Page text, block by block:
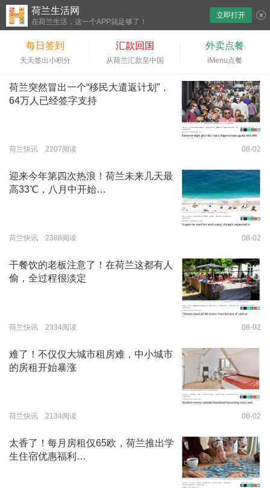
荷兰生活网
在荷兰生活，这一个APP就足够了！
立即打开
每日签到
天天签出小积分
汇款回国
从荷兰汇款至中国
外卖点餐
iMenu点餐
荷兰突然冒出一个“移民大遣返计划”，
64万人已经签字支持
荷兰快讯 2207阅读 08-02
迎来今年第四次热浪！荷兰未来几天最
高33℃，八月中开始…
荷兰快讯 2388阅读 08-02
干餐饮的老板注意了！在荷兰这都有人
偷，全过程很淡定
荷兰快讯 2334阅读 08-02
难了！不仅仅大城市租房难，中小城市
的房租开始暴涨
荷兰快讯 2134阅读 08-02
太香了！每月房租仅65欧，荷兰推出学
生住宿优惠福利…